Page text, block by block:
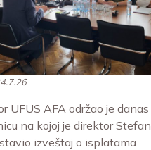
UFUS AFA održao je danas
na kojoj je direktor Stefan
izveštaj o isplatama